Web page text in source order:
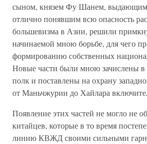
сыном, князем Фу Шанем,
отлично понявшим всю опасность
большевизма в Азии, решили
начинаемой мною борьбе, для чего
формированию собственных
Новые части были мною зачислены в
полк и поставлены на охрану
от Маньчжурии до Хайлара
Появление этих частей не могло не
китайцев, которые в то время
линию КВЖД своими сильными